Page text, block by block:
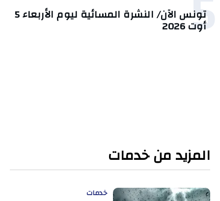
تونس الآن/ النشرة المسائية ليوم الأربعاء 5
أوت 2026
المزيد من خدمات
خدمات